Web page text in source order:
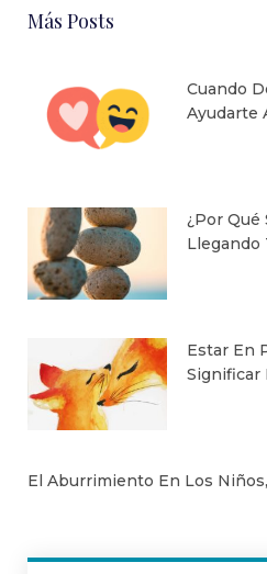
Más Posts
Cuando
Ayudarte
¿Por Qué
Llegando
Estar En
Significar
El Aburrimiento En Los